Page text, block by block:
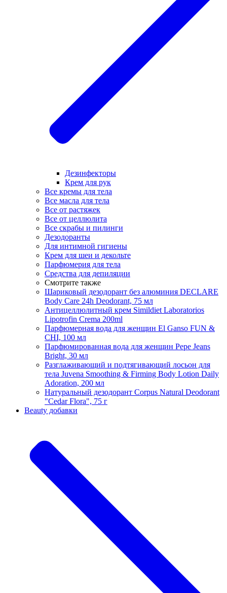
Дезинфекторы
Крем для рук
Все кремы для тела
Все масла для тела
Все от растяжек
Все от целлюлита
Все скрабы и пилинги
Дезодоранты
Для интимной гигиены
Крем для шеи и декольте
Парфюмерия для тела
Средства для депиляции
Смотрите также
Шариковый дезодорант без алюминия DECLARE
Body Care 24h Deodorant, 75 мл
Антицеллюлитный крем Simildiet Laboratorios
Lipotrofin Сrema 200ml
Парфюмерная вода для женщин El Ganso FUN &
CHI, 100 мл
Парфюмированная вода для женщин Pepe Jeans
Bright, 30 мл
Разглаживающий и подтягивающий лосьон для
тела Juvena Smoothing & Firming Body Lotion Daily
Adoration, 200 мл
Натуральный дезодорант Corpus Natural Deodorant
"Cedar Flora", 75 г
Beauty добавки